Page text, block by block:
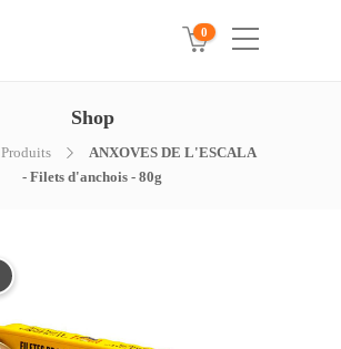
0
Shop
Produits
ANXOVES DE L'ESCALA
- Filets d'anchois - 80g